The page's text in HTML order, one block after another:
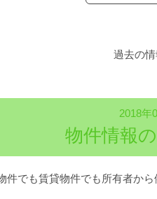
過去の
2018年
物件情報
件でも賃貸物件でも所有者か